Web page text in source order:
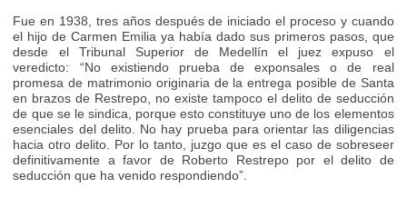
Fue en 1938, tres años después de iniciado el proceso y cuando
el hijo de Carmen Emilia ya había dado sus primeros pasos, que
desde el Tribunal Superior de Medellín el juez expuso el
veredicto: “No existiendo prueba de exponsales o de real
promesa de matrimonio originaria de la entrega posible de Santa
en brazos de Restrepo, no existe tampoco el delito de seducción
de que se le sindica, porque esto constituye uno de los elementos
esenciales del delito. No hay prueba para orientar las diligencias
hacia otro delito. Por lo tanto, juzgo que es el caso de sobreseer
definitivamente a favor de Roberto Restrepo por el delito de
seducción que ha venido respondiendo”.